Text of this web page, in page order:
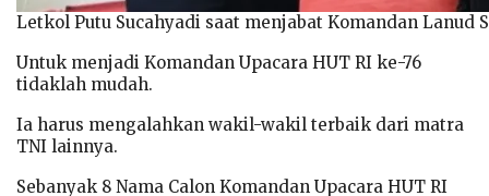
Letkol Putu Sucahyadi saat menjabat Komandan Lanud
Untuk menjadi Komandan Upacara HUT RI ke-76
tidaklah mudah.
Ia harus mengalahkan wakil-wakil terbaik dari matra
TNI lainnya.
Sebanyak 8 Nama Calon Komandan Upacara HUT RI